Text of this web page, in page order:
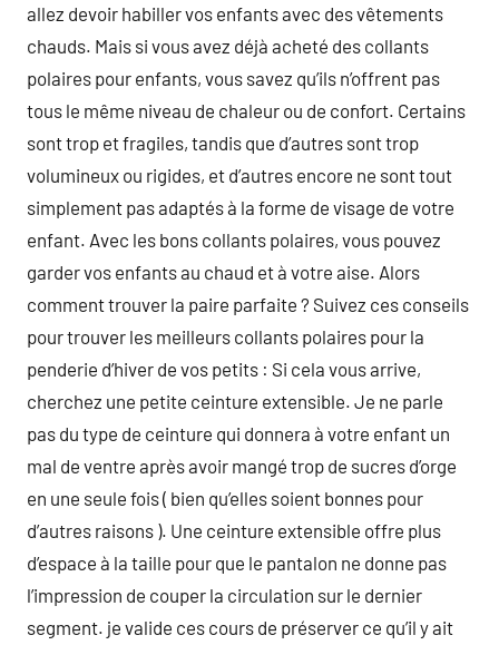
allez devoir habiller vos enfants avec des vêtements
chauds. Mais si vous avez déjà acheté des collants
polaires pour enfants, vous savez qu’ils n’offrent pas
tous le même niveau de chaleur ou de confort. Certains
sont trop et fragiles, tandis que d’autres sont trop
volumineux ou rigides, et d’autres encore ne sont tout
simplement pas adaptés à la forme de visage de votre
enfant. Avec les bons collants polaires, vous pouvez
garder vos enfants au chaud et à votre aise. Alors
comment trouver la paire parfaite ? Suivez ces conseils
pour trouver les meilleurs collants polaires pour la
penderie d’hiver de vos petits : Si cela vous arrive,
cherchez une petite ceinture extensible. Je ne parle
pas du type de ceinture qui donnera à votre enfant un
mal de ventre après avoir mangé trop de sucres d’orge
en une seule fois ( bien qu’elles soient bonnes pour
d’autres raisons ). Une ceinture extensible offre plus
d’espace à la taille pour que le pantalon ne donne pas
l’impression de couper la circulation sur le dernier
segment. je valide ces cours de préserver ce qu’il y ait